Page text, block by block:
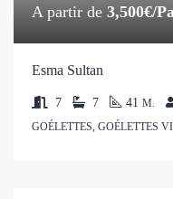
A partir de 3,500€/
Esma Sultan
7 7 41 M.
GOÉLETTES, GOÉLETTES